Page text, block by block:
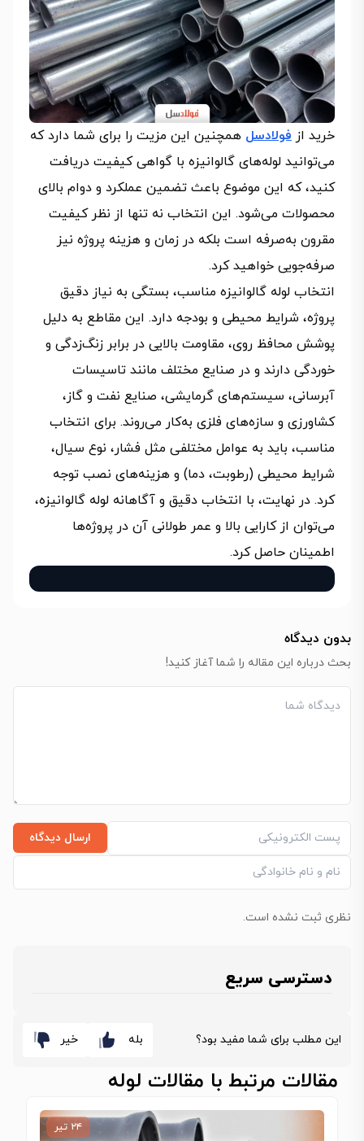
خرید از فولادسل همچنین این مزیت را برای شما دارد که
می‌توانید لوله‌های گالوانیزه با گواهی کیفیت دریافت
کنید، که این موضوع باعث تضمین عملکرد و دوام بالای
محصولات می‌شود. این انتخاب نه تنها از نظر کیفیت
مقرون به‌صرفه است بلکه در زمان و هزینه پروژه نیز
صرفه‌جویی خواهید کرد.
انتخاب لوله گالوانیزه مناسب، بستگی به نیاز دقیق
پروژه، شرایط محیطی و بودجه دارد. این مقاطع به دلیل
پوشش محافظ روی، مقاومت بالایی در برابر زنگ‌زدگی و
خوردگی دارند و در صنایع مختلف مانند تاسیسات
آبرسانی، سیستم‌های گرمایشی، صنایع نفت و گاز،
کشاورزی و سازه‌های فلزی به‌کار می‌روند. برای انتخاب
مناسب، باید به عوامل مختلفی مثل فشار، نوع سیال،
شرایط محیطی (رطوبت، دما) و هزینه‌های نصب توجه
کرد. در نهایت، با انتخاب دقیق و آگاهانه لوله گالوانیزه،
می‌توان از کارایی بالا و عمر طولانی آن در پروژه‌ها
اطمینان حاصل کرد.
بدون دیدگاه
بحث درباره این مقاله را شما آغاز کنید!
ارسال دیدگاه
نظری ثبت نشده است.
دسترسی سریع
این مطلب برای شما مفید بود؟ بله خیر
مقالات مرتبط با مقالات لوله
۲۴ تیر